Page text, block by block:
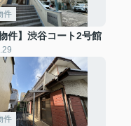
件
物件】渋谷コート2号館
件